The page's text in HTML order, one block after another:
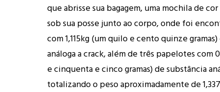
que abrisse sua bagagem, uma mochila de
sob sua posse junto ao corpo, onde foi
com 1,115kg (um quilo e cento quinze
análoga a crack, além de três papelotes com
e cinquenta e cinco gramas) de substância
totalizando o peso aproximadamente de